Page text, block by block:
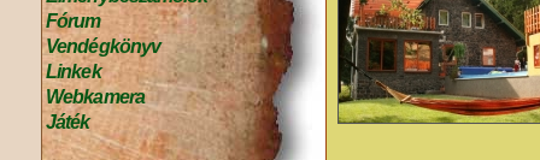
Fórum
Vendégkönyv
Linkek
Webkamera
Játék